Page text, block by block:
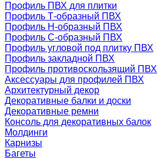
Профиль ПВХ для плитки
Профиль Т-образный ПВХ
Профиль H-образный ПВХ
Профиль C-образный ПВХ
Профиль угловой под плитку ПВХ
Профиль закладной ПВХ
Профиль противоскользящий ПВХ
Аксессуары для профилей ПВХ
Архитектурный декор
Декоративные балки и доски
Декоративные ремни
Консоль для декоративных балок
Молдинги
Карнизы
Багеты